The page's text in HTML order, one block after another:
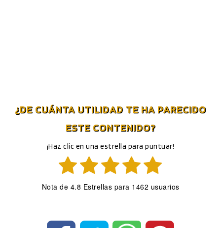
¿DE CUÁNTA UTILIDAD TE HA PARECIDO
ESTE CONTENIDO?
¡Haz clic en una estrella para puntuar!
Nota de 4.8 Estrellas para 1462 usuarios